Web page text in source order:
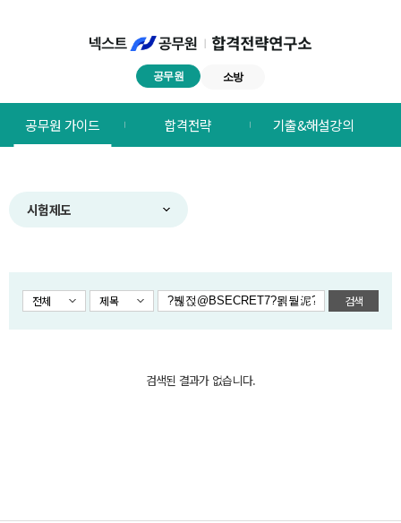
공무원 소방
합격전략연구소
메뉴
공무원 가이드 합격전략 기출&해설강의
시험제도
전체 제목 검색
검색된 결과가 없습니다.